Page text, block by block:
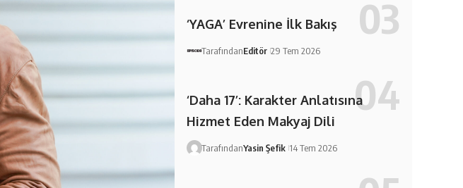
‘YAGA’ Evrenine İlk Bakış
TarafındanEditör 29 Tem 2026
‘Daha 17’: Karakter Anlatısına
Hizmet Eden Makyaj Dili
TarafındanYasin Şefik 14 Tem 2026